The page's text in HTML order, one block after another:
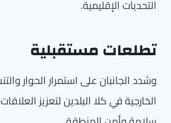
التحديات الإقليمية.
تطلعات مستقبلية
وشدد الجانبان على استمرار الحوار
الخارجية في كلا البلدين لتعزيز